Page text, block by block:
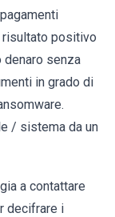
risultato positivo
senza
in grado di
/ sistema da un
a contattare
decifrare i